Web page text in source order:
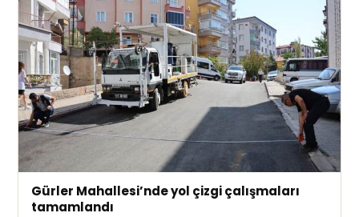
Gürler Mahallesi’nde yol çizgi çalışmaları
tamamlandı